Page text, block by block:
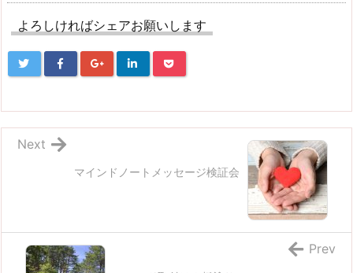
よろしければシェアお願いします
マインドノートメッセージ検証会
Next
Prev